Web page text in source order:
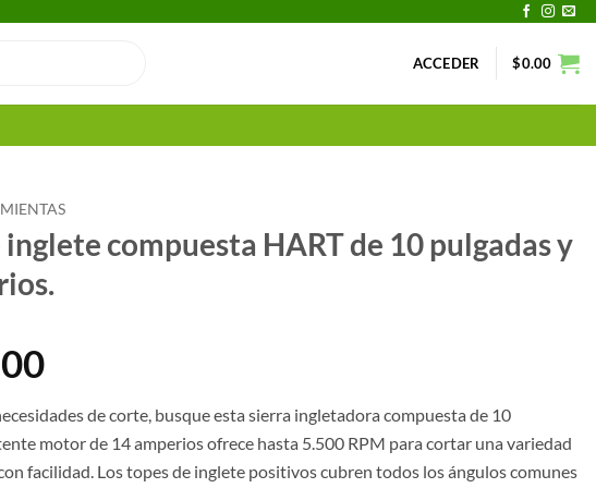
ACCEDER $0.00
compuesta HART de 10 pulgadas y
de corte, busque esta sierra ingletadora compuesta de 10
motor de 14 amperios ofrece hasta 5.500 RPM para cortar una variedad
facilidad. Los topes de inglete positivos cubren todos los ángulos comunes